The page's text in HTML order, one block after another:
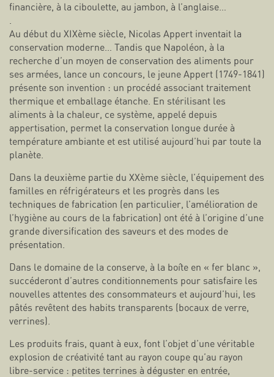
financière, à la ciboulette, au jambon, à l’anglaise…
.
Au début du XIXème siècle, Nicolas Appert inventait la
conservation moderne… Tandis que Napoléon, à la
recherche d’un moyen de conservation des aliments pour
ses armées, lance un concours, le jeune Appert (1749-1841)
présente son invention : un procédé associant traitement
thermique et emballage étanche. En stérilisant les
aliments à la chaleur, ce système, appelé depuis
appertisation, permet la conservation longue durée à
température ambiante et est utilisé aujourd’hui par toute la
planète.
Dans la deuxième partie du XXème siècle, l’équipement des
familles en réfrigérateurs et les progrès dans les
techniques de fabrication (en particulier, l’amélioration de
l’hygiène au cours de la fabrication) ont été à l’origine d’une
grande diversification des saveurs et des modes de
présentation.
Dans le domaine de la conserve, à la boîte en « fer blanc »,
succéderont d’autres conditionnements pour satisfaire les
nouvelles attentes des consommateurs et aujourd’hui, les
pâtés revêtent des habits transparents (bocaux de verre,
verrines).
Les produits frais, quant à eux, font l’objet d’une véritable
explosion de créativité tant au rayon coupe qu’au rayon
libre-service : petites terrines à déguster en entrée,